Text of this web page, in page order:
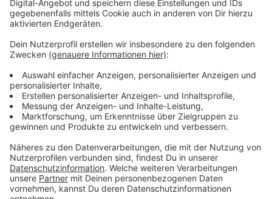
Anzeige
Wir benötigen Ihre
Zustimmung, um den YouTube
Video-Service zu laden!
Wir verwenden einen Service eines
Drittanbieters, um Videoinhalte
einzubetten. Dieser Service kann
Daten zu Ihren Aktivitäten
sammeln. Bitte lesen Sie die
Details durch und stimmen Sie der